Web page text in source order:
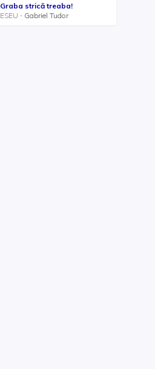
Graba strică treaba!
ESEU
Gabriel Tudor